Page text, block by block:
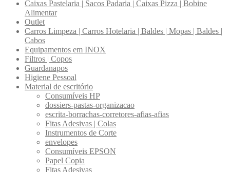
Caixas Pastelaria | Sacos Padaria | Caixas Pizza | Bobine
Alimentar
Outlet
Carros Limpeza | Carros Hotelaria | Baldes | Mopas | Baldes |
Cabos
Equipamentos em INOX
Filtros | Copos
Guardanapos
Higiene Pessoal
Material de escritório
Consumíveis HP
dossiers-pastas-organizacao
escrita-borrachas-corretores-afias-afias
Fitas Adesivas | Colas
Instrumentos de Corte
envelopes
Consumíveis EPSON
Papel Copia
Fitas Adesivas